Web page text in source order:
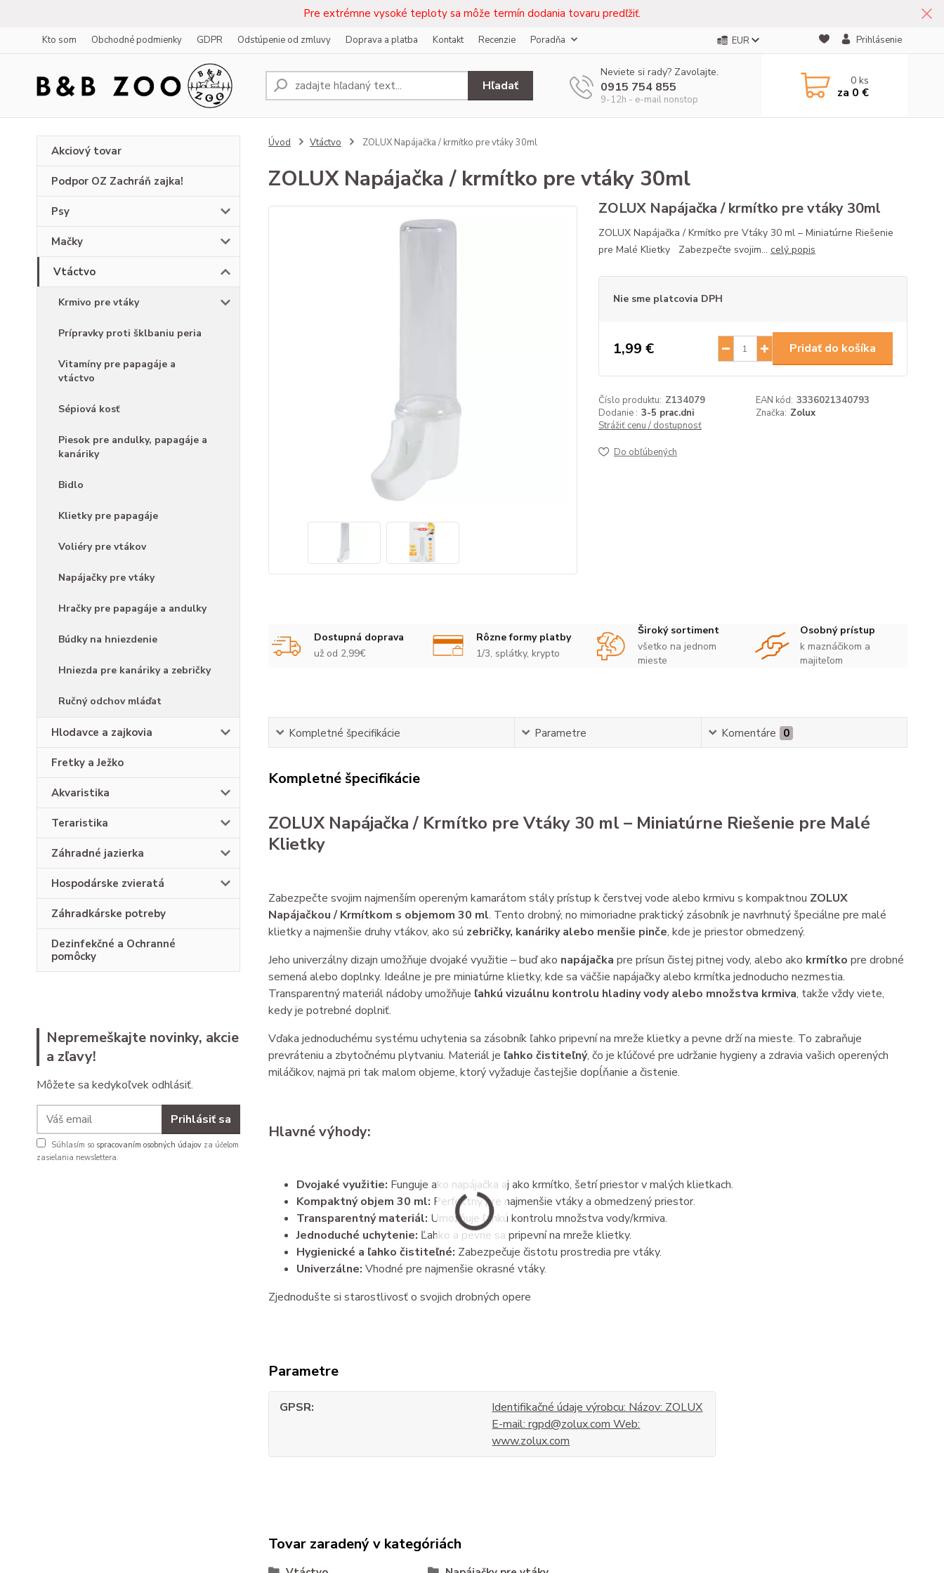
Pre extrémne vysoké teploty sa môže termín dodania tovaru predľžiť.
Kto som Obchodné podmienky GDPR Odstúpenie od zmluvy Doprava a platba Kontakt Recenzie Poradňa EUR Prihlásenie
Hľadať
Neviete si rady? Zavolajte.
0915 754 855
9-12h - e-mail nonstop
0ks
za 0 €
Akciový tovar
Podpor OZ Zachráň zajka!
Psy
Mačky
Vtáctvo
Krmivo pre vtáky
Prípravky proti šklbaniu peria
Vitamíny pre papagáje a
vtáctvo
Sépiová kosť
Piesok pre andulky, papagáje a
kanáriky
Bidlo
Klietky pre papagáje
Voliéry pre vtákov
Napájačky pre vtáky
Hračky pre papagáje a andulky
Búdky na hniezdenie
Hniezda pre kanáriky a zebričky
Ručný odchov mláďat
Hlodavce a zajkovia
Fretky a Ježko
Akvaristika
Teraristika
Záhradné jazierka
Hospodárske zvieratá
Záhradkárske potreby
Dezinfekčné a Ochranné
pomôcky
Nepremeškajte novinky, akcie
a zľavy!
Môžete sa kedykoľvek odhlásiť.
Prihlásiť sa
Súhlasím so spracovaním osobných údajov za účelom
zasielania newslettera.
Úvod Vtáctvo ZOLUX Napájačka / krmítko pre vtáky 30ml
ZOLUX Napájačka / krmítko pre vtáky 30ml
ZOLUX Napájačka / krmítko pre vtáky 30ml
ZOLUX Napájačka / Krmítko pre Vtáky 30 ml – Miniatúrne Riešenie
pre Malé Klietky Zabezpečte svojim... celý popis
Nie sme platcovia DPH
1,99 € Pridať do košíka
Číslo produktu: Z134079 EAN kód: 3336021340793
Dodanie : 3-5 prac.dni Značka: Zolux
Strážiť cenu / dostupnosť
Do obľúbených
Dostupná doprava
už od 2,99€
Rôzne formy platby
1/3, splátky, krypto
Široký sortiment
všetko na jednom
mieste
Osobný prístup
k maznáčikom a
majiteľom
Kompletné špecifikácie Parametre Komentáre 0
Kompletné špecifikácie
ZOLUX Napájačka / Krmítko pre Vtáky 30 ml – Miniatúrne Riešenie pre Malé
Klietky
Zabezpečte svojim najmenším opereným kamarátom stály prístup k čerstvej vode alebo krmivu s kompaktnou ZOLUX
Napájačkou / Krmítkom s objemom 30 ml. Tento drobný, no mimoriadne praktický zásobník je navrhnutý špeciálne pre malé
klietky a najmenšie druhy vtákov, ako sú zebričky, kanáriky alebo menšie pinče, kde je priestor obmedzený.
Jeho univerzálny dizajn umožňuje dvojaké využitie – buď ako napájačka pre prísun čistej pitnej vody, alebo ako krmítko pre drobné
semená alebo doplnky. Ideálne je pre miniatúrne klietky, kde sa väčšie napájačky alebo krmítka jednoducho nezmestia.
Transparentný materiál nádoby umožňuje ľahkú vizuálnu kontrolu hladiny vody alebo množstva krmiva, takže vždy viete,
kedy je potrebné doplniť.
Vďaka jednoduchému systému uchytenia sa zásobník ľahko pripevní na mreže klietky a pevne drží na mieste. To zabraňuje
prevráteniu a zbytočnému plytvaniu. Materiál je ľahko čistiteľný, čo je kľúčové pre udržanie hygieny a zdravia vašich operených
miláčikov, najmä pri tak malom objeme, ktorý vyžaduje častejšie dopĺňanie a čistenie.
Hlavné výhody:
Dvojaké využitie: Funguje ako napájačka aj ako krmítko, šetrí priestor v malých klietkach.
Kompaktný objem 30 ml: Perfektný pre najmenšie vtáky a obmedzený priestor.
Transparentný materiál: Umožňuje ľahkú kontrolu množstva vody/krmiva.
Jednoduché uchytenie: Ľahko a pevne sa pripevní na mreže klietky.
Hygienické a ľahko čistiteľné: Zabezpečuje čistotu prostredia pre vtáky.
Univerzálne: Vhodné pre najmenšie okrasné vtáky.
Zjednodušte si starostlivosť o svojich drobných opere
Parametre
GPSR
Identifikačné údaje výrobcu: Názov: ZOLUX
E-mail: rgpd@zolux.com Web:
www.zolux.com
Tovar zaradený v kategóriách